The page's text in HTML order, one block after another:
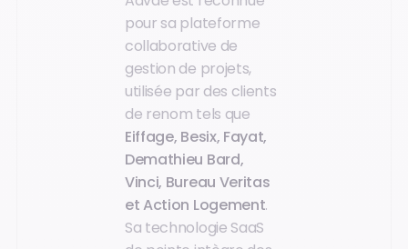
pour sa plateforme
collaborative de
gestion de projets,
utilisée par des clients
de renom tels que
Eiffage, Besix, Fayat,
Demathieu Bard,
Vinci, Bureau Veritas
et Action Logement.
Sa technologie SaaS